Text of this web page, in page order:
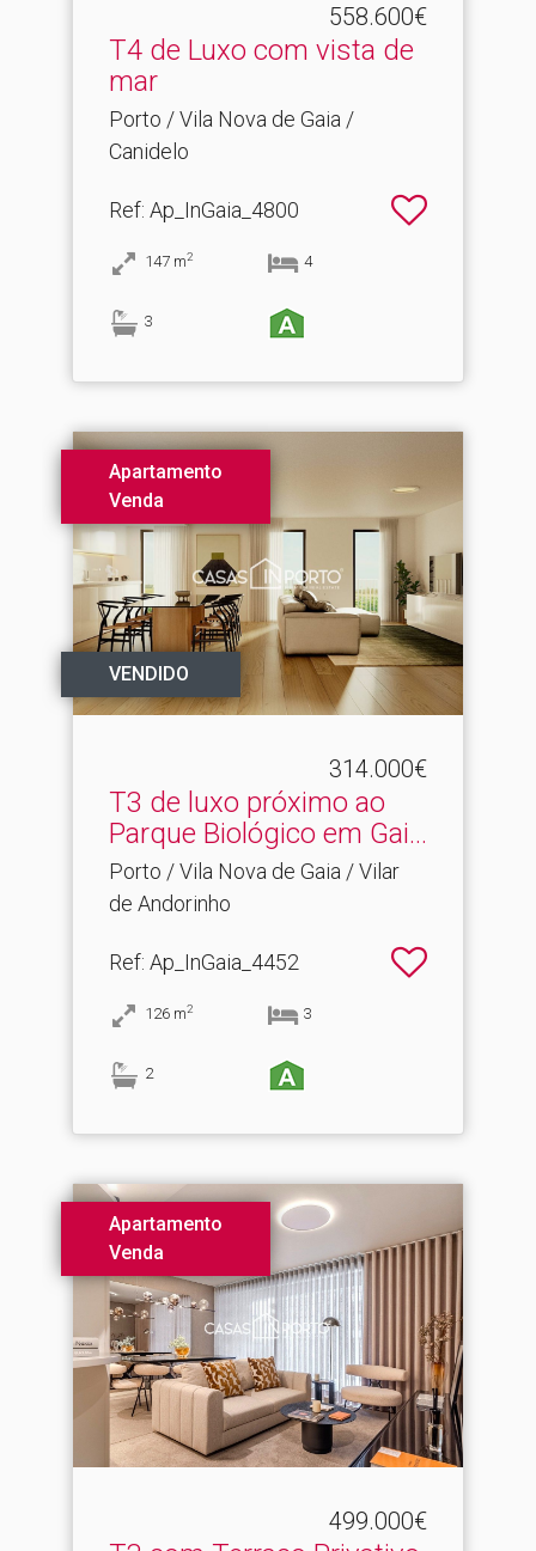
558.600€
T4 de Luxo com vista de
mar
Porto / Vila Nova de Gaia /
Canidelo
Ref: Ap_InGaia_4800
147 m2 4
3
Apartamento
Venda
VENDIDO
314.000€
T3 de luxo próximo ao
Parque Biológico em Gai.​..
Porto / Vila Nova de Gaia / Vilar
de Andorinho
Ref: Ap_InGaia_4452
126 m2 3
2
Apartamento
Venda
499.000€